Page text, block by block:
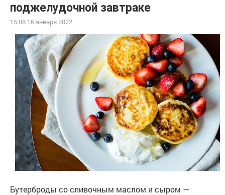
поджелудочной завтраке
15:08 16 января 2022
Бутерброды со сливочным маслом и сыром —